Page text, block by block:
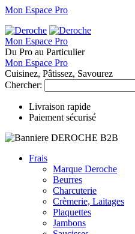
Mon Espace Pro
Mon Espace Pro
Du Pro au Particulier
Mon Espace Pro
Cuisinez, Pâtissez, Savourez
Chercher:
Livraison rapide
Paiement sécurisé
Frais
Marque Deroche
Beurres
Charcuterie
Crèmerie, Laitages
Plaquettes
Jambons